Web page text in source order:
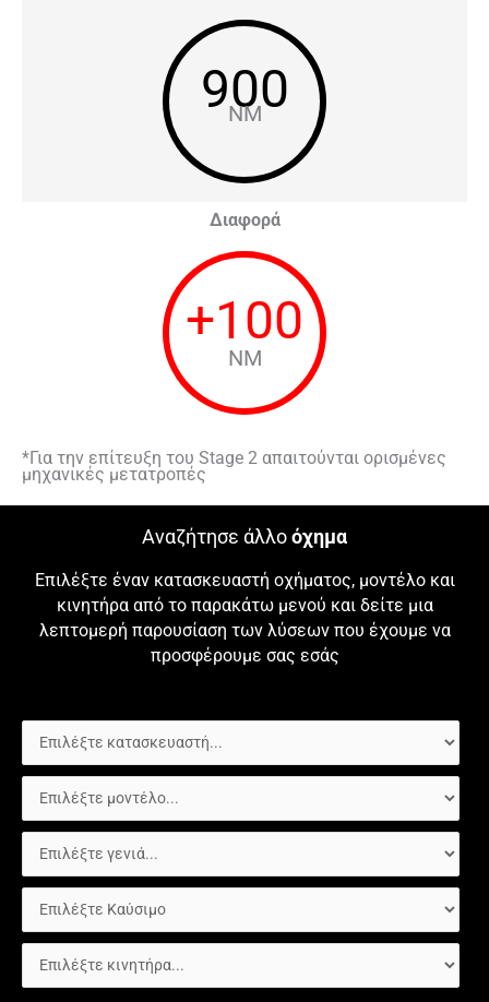
900
NM
Διαφορά
+100
NM
*Για την επίτευξη του Stage 2 απαιτούνται ορισμένες
μηχανικές μετατροπές
Αναζήτησε άλλοόχημα
Επιλέξτε έναν κατασκευαστή οχήματος, μοντέλο και
κινητήρα από το παρακάτω μενού και δείτε μια
λεπτομερή παρουσίαση των λύσεων που έχουμε να
προσφέρουμε σας εσάς